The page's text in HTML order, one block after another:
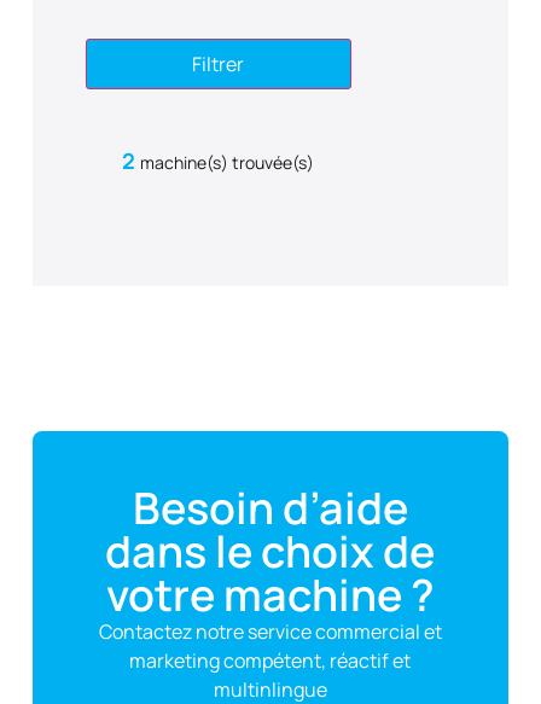
Filtrer
2 machine(s) trouvée(s)
Besoin d’aide
dans le choix de
votre machine ?
Contactez notre service commercial et
marketing compétent, réactif et
multinlingue